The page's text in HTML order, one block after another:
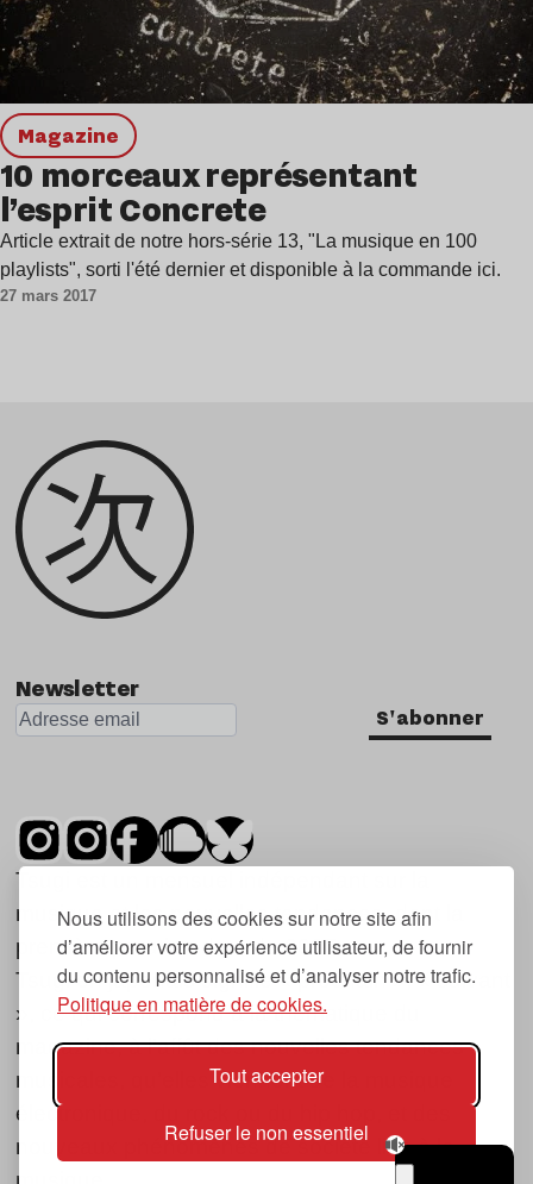
Nous utilisons des cookies sur notre site afin
d’améliorer votre expérience utilisateur, de fournir
du contenu personnalisé et d’analyser notre trafic.
Politique en matière de cookies.
Tout accepter
Refuser le non essentiel
magazine
10 morceaux représentant
l’esprit Concrete
Article extrait de notre hors-série 13, "La musique en 100
playlists", sorti l'été dernier et disponible à la commande ici.
27 mars 2017
Newsletter
S'abonner
Tsugi est un mensuel indépendant sur la
musique et les nouvelles tendances, dont la
première parution date de 2007.
Tsugi en japonais signifie « prochain », « suivant
», ce qui correspond à la thématique du
magazine, à l’affût des nouvelles tendances
musicales, qu’elles viennent de la musique
électronique, du rock ou du hip hop, et des
nouveaux phénomènes de société liés à la